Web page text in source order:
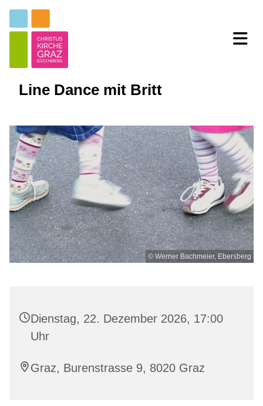
Line Dance mit Britt
© Werner Bachmeier, Ebersberg
Dienstag, 22. Dezember 2026, 17:00
Uhr
Graz, Burenstrasse 9, 8020 Graz